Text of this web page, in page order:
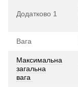
Додатково 1
Вага
Максимальна
загальна
вага